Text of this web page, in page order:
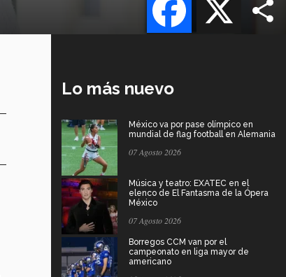
Lo más nuevo
México va por pase olímpico en
mundial de flag football en Alemania
07 Agosto 2026
Música y teatro: EXATEC en el
elenco de El Fantasma de la Ópera
México
07 Agosto 2026
Borregos CCM van por el
campeonato en liga mayor de
americano